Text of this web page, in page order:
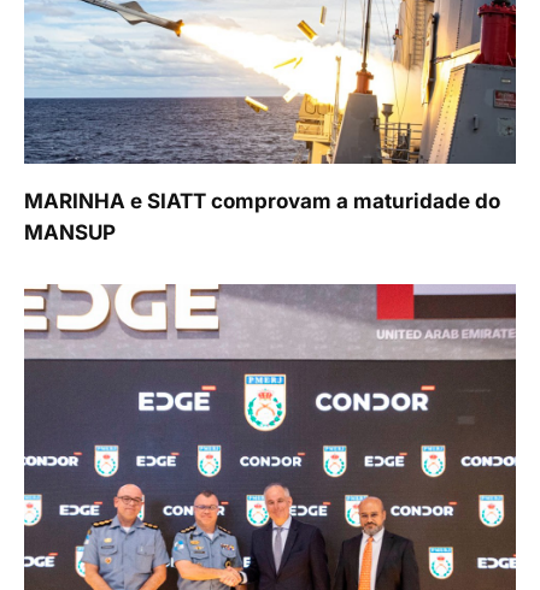
MARINHA e SIATT comprovam a maturidade do
MANSUP